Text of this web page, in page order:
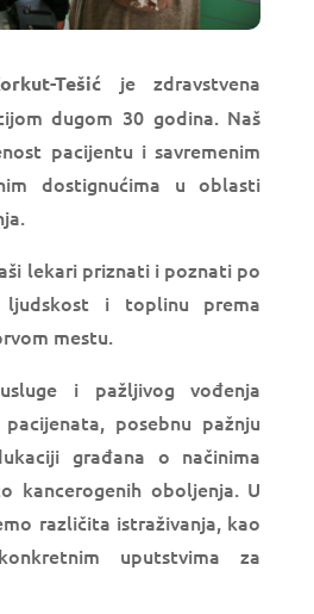
Tešić je zdravstvena
dugom 30 godina. Naš
pacijentu i savremenim
dostignućima u oblasti
lekari priznati i poznati po
ljudskost i toplinu prema
mestu.
i pažljivog vođenja
posebnu pažnju
građana o načinima
kancerogenih oboljenja. U
različita istraživanja, kao
uputstvima za